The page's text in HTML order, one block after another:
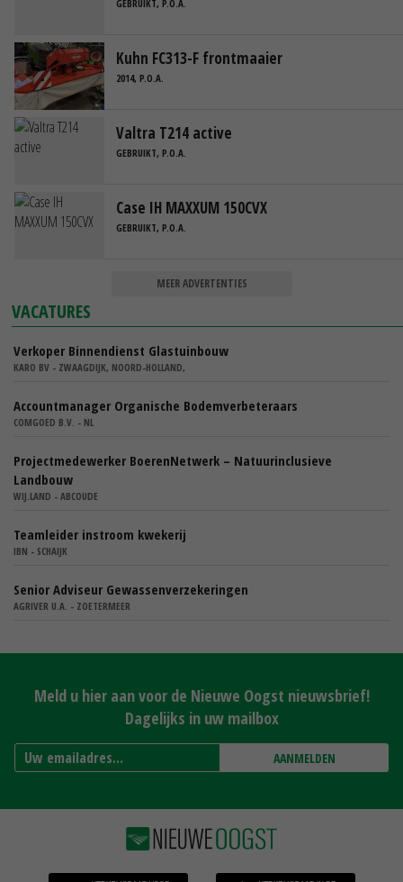
GEBRUIKT, P.O.A.
Kuhn FC313-F frontmaaier
2014, P.O.A.
Valtra T214 active
GEBRUIKT, P.O.A.
Case IH MAXXUM 150CVX
GEBRUIKT, P.O.A.
MEER ADVERTENTIES
VACATURES
Verkoper Binnendienst Glastuinbouw
KARO BV - ZWAAGDIJK, NOORD-HOLLAND,
Accountmanager Organische Bodemverbeteraars
COMGOED B.V. - NL
Projectmedewerker BoerenNetwerk – Natuurinclusieve
Landbouw
WIJ.LAND - ABCOUDE
Teamleider instroom kwekerij
IBN - SCHAIJK
Senior Adviseur Gewassenverzekeringen
AGRIVER U.A. - ZOETERMEER
Meld u hier aan voor de Nieuwe Oogst nieuwsbrief!
Dagelijks in uw mailbox
AANMELDEN